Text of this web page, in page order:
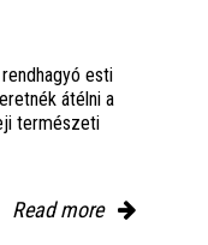
esti
átélni a
természeti
Read more